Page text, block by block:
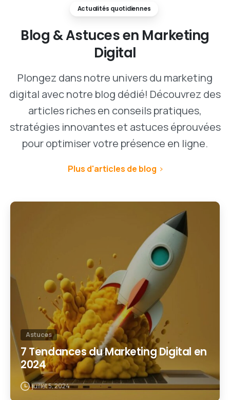
Actualités quotidiennes
Blog &Astucesen Marketing
Digital
Plongez dans notre univers du marketing
digital avec notre blog dédié! Découvrez des
articles riches en conseils pratiques,
stratégies innovantes et astuces éprouvées
pour optimiser votre présence en ligne.
Plus d'articles de blog
Astuces
7 Tendances du Marketing Digital en
2024
juillet 5, 2024